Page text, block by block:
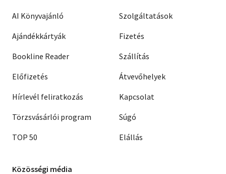
AI Könyvajánló
Ajándékkártyák
Bookline Reader
Előfizetés
Hírlevél feliratkozás
Törzsvásárlói program
TOP 50
Szolgáltatások
Fizetés
Szállítás
Átvevőhelyek
Kapcsolat
Súgó
Elállás
Közösségi média